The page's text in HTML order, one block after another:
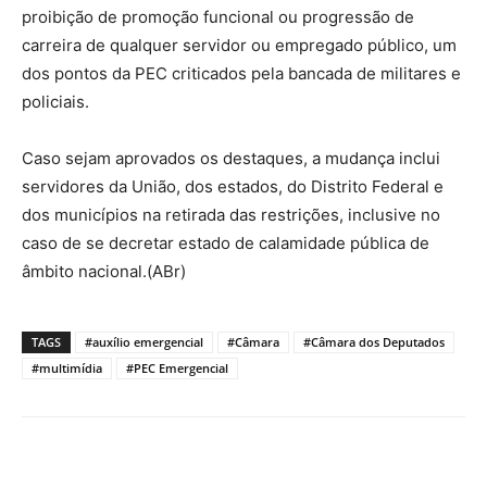
proibição de promoção funcional ou progressão de
carreira de qualquer servidor ou empregado público, um
dos pontos da PEC criticados pela bancada de militares e
policiais.
Caso sejam aprovados os destaques, a mudança inclui
servidores da União, dos estados, do Distrito Federal e
dos municípios na retirada das restrições, inclusive no
caso de se decretar estado de calamidade pública de
âmbito nacional.(ABr)
TAGS #auxílio emergencial #Câmara
#Câmara dos Deputados
#multimídia
#PEC Emergencial